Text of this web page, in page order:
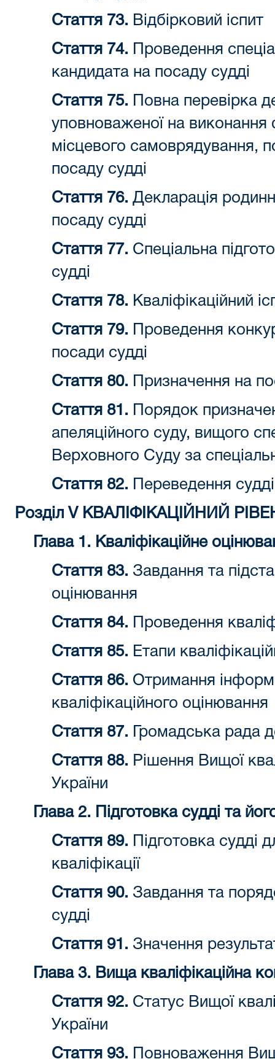
Стаття 73. Відбірковий іспит
Стаття 74. Проведення
кандидата на посаду судді
Стаття 75. Повна перевірка
уповноваженої на
місцевого самоврядування,
посаду судді
Стаття 76. Декларація
посаду судді
Стаття 77. Спеціальна
судді
Стаття 78. Кваліфікаційний
Стаття 79. Проведення
посади судді
Стаття 80. Призначення на
Стаття 81. Порядок
апеляційного суду, вищого
Верховного Суду за
Стаття 82. Переведення
Розділ V КВАЛІФІКАЦІЙНИЙ
Глава 1. Кваліфікаційне
Стаття 83. Завдання та
оцінювання
Стаття 84. Проведення
Стаття 85. Етапи
Стаття 86. Отримання
кваліфікаційного оцінювання
Стаття 87. Громадська рада
Стаття 88. Рішення Вищої
України
Глава 2. Підготовка судді та
Стаття 89. Підготовка судді
кваліфікації
Стаття 90. Завдання та
судді
Стаття 91. Значення
Глава 3. Вища кваліфікаційна
Стаття 92. Статус Вищої
України
Стаття 93. Повноваження